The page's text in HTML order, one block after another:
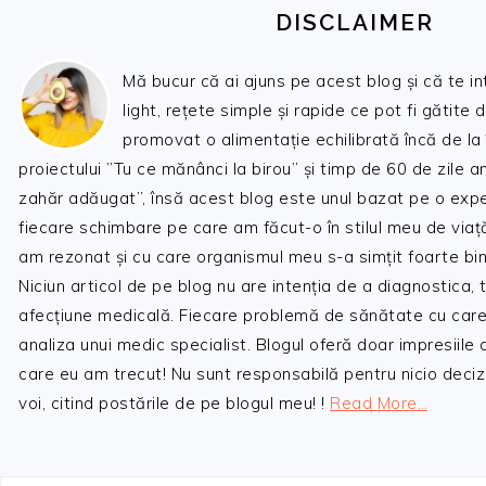
DISCLAIMER
Mă bucur că ai ajuns pe acest blog și că te
light, rețete simple și rapide ce pot fi gătite
promovat o alimentație echilibrată încă de
proiectului ”Tu ce mănânci la birou” și timp de 60 de zile
zahăr adăugat”, însă acest blog este unul bazat pe o
fiecare schimbare pe care am făcut-o în stilul meu de
am rezonat și cu care organismul meu s-a simțit foarte
Niciun articol de pe blog nu are intenția de a diagnostica,
afecțiune medicală. Fiecare problemă de sănătate cu
analiza unui medic specialist. Blogul oferă doar impresiile
care eu am trecut! Nu sunt responsabilă pentru nicio
voi, citind postările de pe blogul meu! ! Read More…